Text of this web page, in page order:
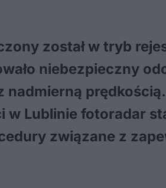
został w tryb
niebezpieczny
nadmierną prędkością.
w Lublinie fotoradar
związane z